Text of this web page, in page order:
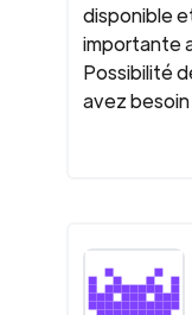
disponible
importante
Possibilité
avez